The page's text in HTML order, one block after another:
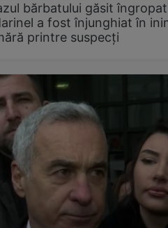
bărbatului găsit
a fost înjunghiat în
printre suspecți